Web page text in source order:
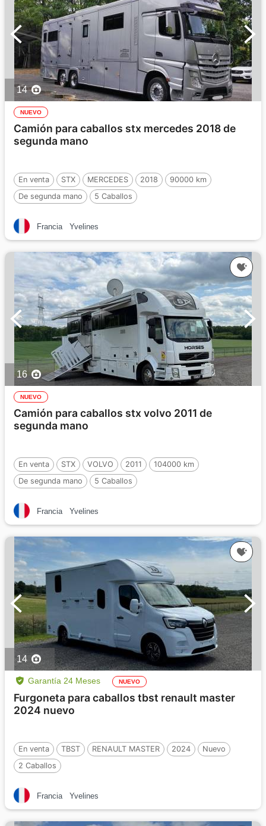
14
NUEVO
Camión para caballos stx mercedes 2018 de
segunda mano
En venta STX MERCEDES 2018
90000 km
De segunda mano
5 Caballos
Francia Yvelines
16
NUEVO
Camión para caballos stx volvo 2011 de
segunda mano
En venta STX VOLVO 2011
104000 km
De segunda mano
5 Caballos
Francia Yvelines
14
Garantía 24 Meses NUEVO
Furgoneta para caballos tbst renault master
2024 nuevo
En venta TBST RENAULT MASTER 2024
Nuevo
2 Caballos
Francia Yvelines